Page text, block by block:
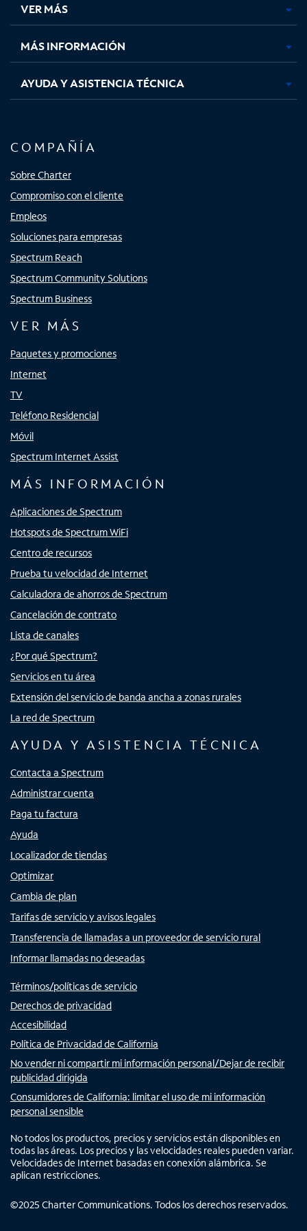
pestaña
nueva
pestaña
nueva
pestaña
nuevanueva
VER MÁS
MÁS INFORMACIÓN
AYUDA Y ASISTENCIA TÉCNICA
COMPAÑÍA
Sobre Charter
Compromiso con el cliente
Empleos
Soluciones para empresas
Spectrum Reach
Spectrum Community Solutions
Spectrum Business
VER MÁS
Paquetes y promociones
Internet
TV
Teléfono Residencial
Móvil
Spectrum Internet Assist
MÁS INFORMACIÓN
Aplicaciones de Spectrum
Hotspots de Spectrum WiFi
Centro de recursos
Prueba tu velocidad de Internet
Calculadora de ahorros de Spectrum
Cancelación de contrato
Lista de canales
¿Por qué Spectrum?
Servicios en tu área
Extensión del servicio de banda ancha a zonas rurales
La red de Spectrum
AYUDA Y ASISTENCIA TÉCNICA
Contacta a Spectrum
Administrar cuenta
Paga tu factura
Ayuda
Localizador de tiendas
Optimizar
Cambia de plan
Tarifas de servicio y avisos legales
Transferencia de llamadas a un proveedor de servicio rural
Informar llamadas no deseadas
Términos/políticas de servicio
Derechos de privacidad
Accesibilidad
Política de Privacidad de California
No vender ni compartir mi información personal/Dejar de recibir
publicidad dirigida
Consumidores de California: limitar el uso de mi información
personal sensible
No todos los productos, precios y servicios están disponibles en
todas las áreas. Los precios y las velocidades reales pueden variar.
Velocidades de Internet basadas en conexión alámbrica. Se
aplican restricciones.
©2025 Charter Communications. Todos los derechos reservados.